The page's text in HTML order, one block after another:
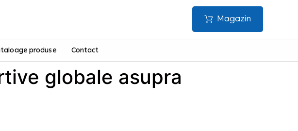
Magazin
produse Contact
globale asupra